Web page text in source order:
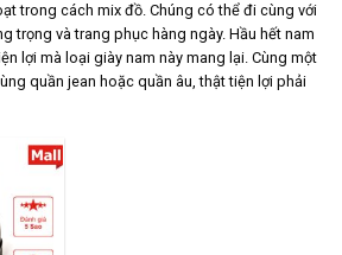
trong cách mix đồ. Chúng có thể đi cùng với
trọng và trang phục hàng ngày. Hầu hết nam
lợi mà loại giày nam này mang lại. Cùng một
quần jean hoặc quần âu, thật tiện lợi phải